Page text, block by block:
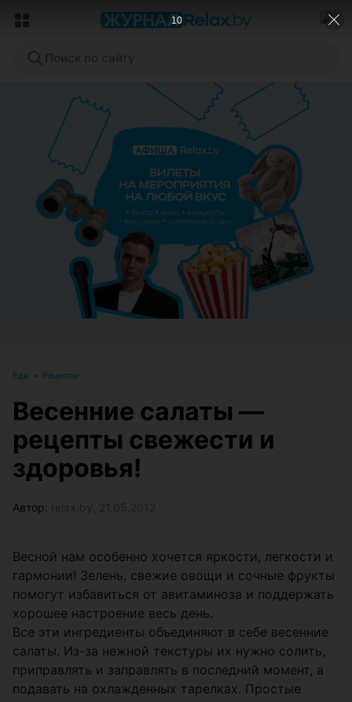
ЭФФЕКТИВНАЯ РЕКЛАМА НА САЙТЕ
Еда • Рецепты
Весенние салаты —
рецепты свежести и
здоровья!
Автор:
Весной нам особенно хочется яркости, легкости и
гармонии! Зелень, свежие овощи и сочные фрукты
помогут избавиться от авитаминоза и поддержать
хорошее настроение весь день.
Все эти ингредиенты объединяют в себе весенние
салаты. Из-за нежной текстуры их нужно солить,
приправлять и заправлять в последний момент, а
подавать на охлажденных тарелках. Простые
8